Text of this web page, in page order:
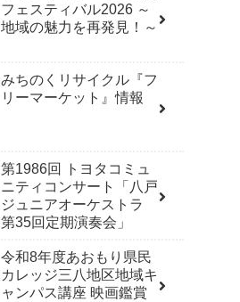
フェスティバル2026 ～
地域の魅力を再発見！～
みちのくリサイクル『フ
リーマーケット』情報
第1986回 トヨタコミュ
ニティコンサート「八戸
ジュニアオーケストラ
第35回定期演奏会」
令和8年度あおもり県民
カレッジ三八地区地域キ
ャンパス講座 映画鑑賞